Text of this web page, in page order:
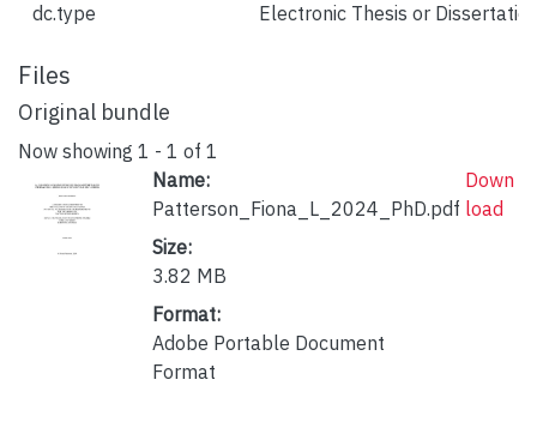
dc.type Electronic Thesis or
Files
Original bundle
Now showing 1 - 1 of 1
Name:
Patterson_Fiona_L_2024_PhD.pdf
Size:
3.82 MB
Format:
Adobe Portable Document
Format
Down
load